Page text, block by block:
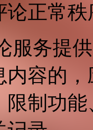
论正常
服务提
内容的
限制功